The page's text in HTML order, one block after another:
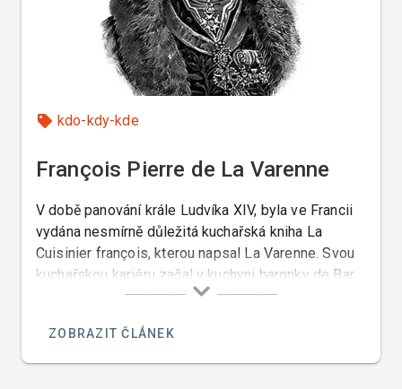
kdo-kdy-kde
François Pierre de La Varenne
V době panování krále Ludvíka XIV, byla ve Francii
vydána nesmírně důležitá kuchařská kniha La
Cuisinier françois, kterou napsal La Varenne. Svou
kuchařskou kariéru začal v kuchyni baronky de Bar,
sestry Jindřicha IV a později pracoval pro hraběte
vybraným stolem.
ZOBRAZIT ČLÁNEK